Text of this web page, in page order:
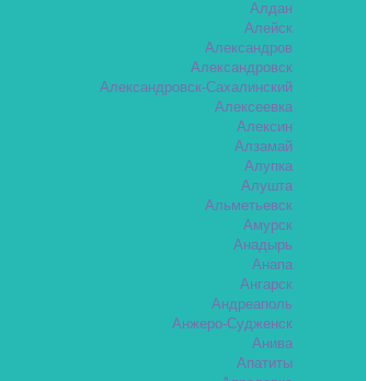
Алдан
Алейск
Александров
Александровск
Александровск-Сахалинский
Алексеевка
Алексин
Алзамай
Алупка
Алушта
Альметьевск
Амурск
Анадырь
Анапа
Ангарск
Андреаполь
Анжеро-Судженск
Анива
Апатиты